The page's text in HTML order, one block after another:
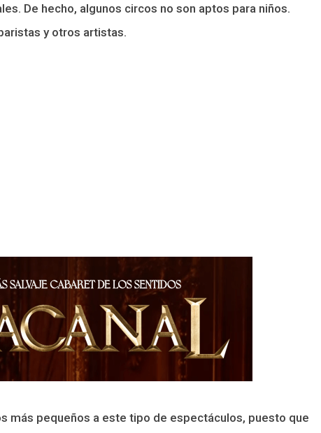
De hecho, algunos circos no son aptos para niños.
y otros artistas.
más pequeños a este tipo de espectáculos, puesto que